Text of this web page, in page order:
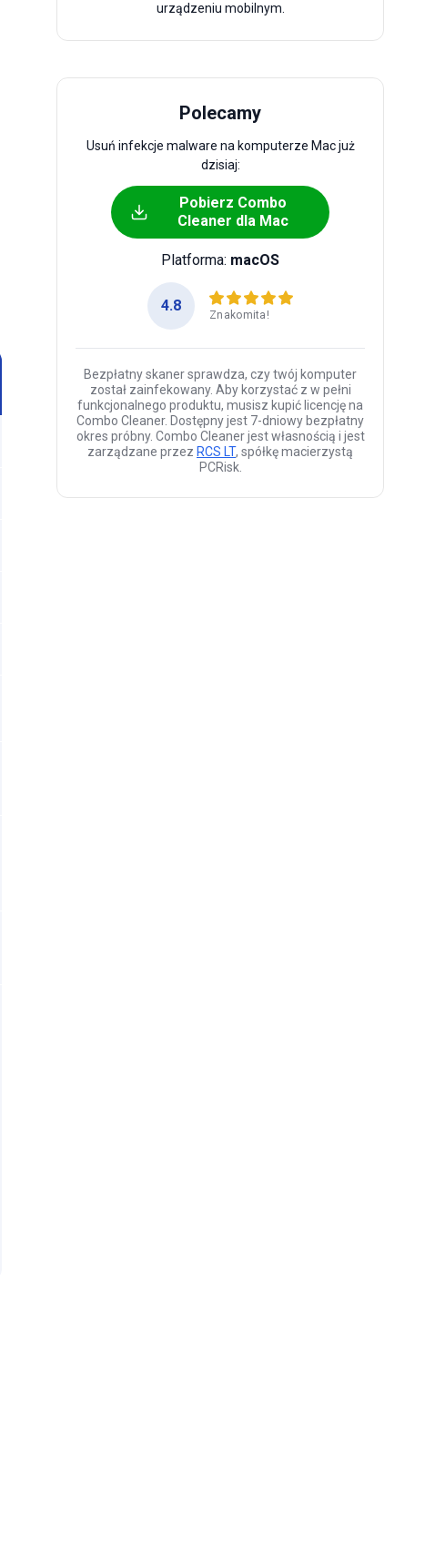
urządzeniu mobilnym.
Polecamy
Usuń infekcje malware na komputerze Mac już
dzisiaj:
Pobierz Combo
Cleaner dla Mac
Platforma: macOS
4.8
Znakomita!
Bezpłatny skaner sprawdza, czy twój komputer
został zainfekowany. Aby korzystać z w pełni
funkcjonalnego produktu, musisz kupić licencję na
Combo Cleaner. Dostępny jest 7-dniowy bezpłatny
okres próbny. Combo Cleaner jest własnością i jest
zarządzane przez RCS LT, spółkę macierzystą
PCRisk.